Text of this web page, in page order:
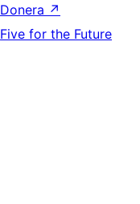
Donera ↗
Five for the Future